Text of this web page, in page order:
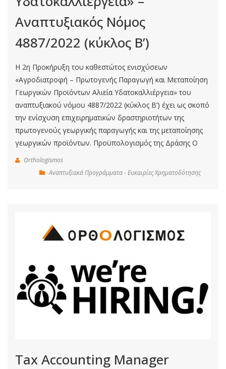
Αναπτυξιακός Νόμος
4887/2022 (κύκλος Β’)
Η 2η Προκήρυξη του καθεστώτος ενισχύσεων
«Αγροδιατροφή – Πρωτογενής Παραγωγή και Μεταποίηση
Γεωργικών Προϊόντων Αλιεία Υδατοκαλλιέργεια» του
αναπτυξιακού νόμου 4887/2022 (κύκλος Β’) έχει ως σκοπό
την ενίσχυση επιχειρηματικών δραστηριοτήτων της
πρωτογενούς γεωργικής παραγωγής και της μεταποίησης
γεωργικών προϊόντων. Προϋπολογισμός της Δράσης Ο
Orthologismos
Αναπτυξιακά Προγράμματα - Ευκαιρίες Χρηματοδότησης
Tax Accounting Manager